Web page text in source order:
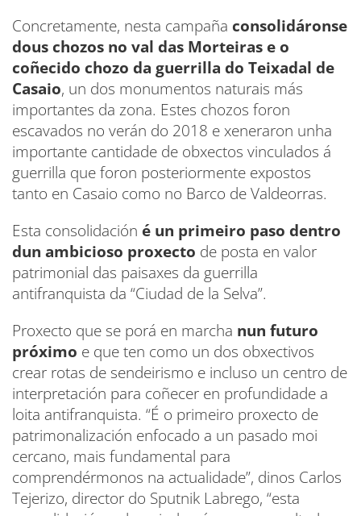
Concretamente, nesta campaña consolidáronse
dous chozos no val das Morteiras e o
coñecido chozo da guerrilla do Teixadal de
Casaio, un dos monumentos naturais más
importantes da zona. Estes chozos foron
escavados no verán do 2018 e xeneraron unha
importante cantidade de obxectos vinculados á
guerrilla que foron posteriormente expostos
tanto en Casaio como no Barco de Valdeorras.
Esta consolidación é un primeiro paso dentro
dun ambicioso proxecto de posta en valor
patrimonial das paisaxes da guerrilla
antifranquista da “Ciudad de la Selva”.
Proxecto que se porá en marcha nun futuro
próximo e que ten como un dos obxectivos
crear rotas de sendeirismo e incluso un centro de
interpretación para coñecer en profundidade a
loita antifranquista. “É o primeiro proxecto de
patrimonalización enfocado a un pasado moi
cercano, mais fundamental para
comprendérmonos na actualidade”, dinos Carlos
Tejerizo, director do Sputnik Labrego, “esta